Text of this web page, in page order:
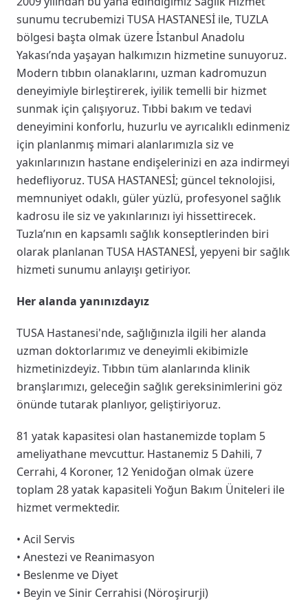
sunumu tecrubemizi TUSA HASTANESİ ile, TUZLA
bölgesi başta olmak üzere İstanbul Anadolu
Yakası’nda yaşayan halkımızın hizmetine sunuyoruz.
Modern tıbbın olanaklarını, uzman kadromuzun
deneyimiyle birleştirerek, iyilik temelli bir hizmet
sunmak için çalışıyoruz. Tıbbi bakım ve tedavi
deneyimini konforlu, huzurlu ve ayrıcalıklı edinmeniz
için planlanmış mimari alanlarımızla siz ve
yakınlarınızın hastane endişelerinizi en aza indirmeyi
hedefliyoruz. TUSA HASTANESİ; güncel teknolojisi,
memnuniyet odaklı, güler yüzlü, profesyonel sağlık
kadrosu ile siz ve yakınlarınızı iyi hissettirecek.
Tuzla’nın en kapsamlı sağlık konseptlerinden biri
olarak planlanan TUSA HASTANESİ, yepyeni bir sağlık
hizmeti sunumu anlayışı getiriyor.
Her alanda yanınızdayız
TUSA Hastanesi'nde, sağlığınızla ilgili her alanda
uzman doktorlarımız ve deneyimli ekibimizle
hizmetinizdeyiz. Tıbbın tüm alanlarında klinik
branşlarımızı, geleceğin sağlık gereksinimlerini göz
önünde tutarak planlıyor, geliştiriyoruz.
81 yatak kapasitesi olan hastanemizde toplam 5
ameliyathane mevcuttur. Hastanemiz 5 Dahili, 7
Cerrahi, 4 Koroner, 12 Yenidoğan olmak üzere
toplam 28 yatak kapasiteli Yoğun Bakım Üniteleri ile
hizmet vermektedir.
• Acil Servis
• Anestezi ve Reanimasyon
• Beslenme ve Diyet
• Beyin ve Sinir Cerrahisi (Nöroşirurji)